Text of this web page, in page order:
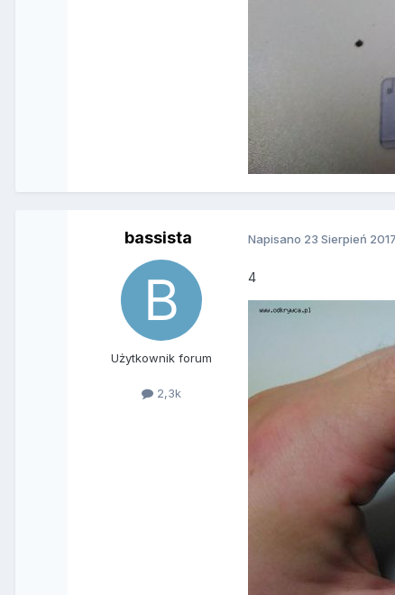
bassista
Użytkownik forum
2,3k
Napisano 23 Sierpień 2017
4